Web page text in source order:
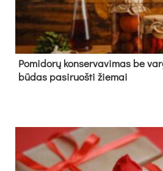
Pomidorų konservavimas be
būdas pasiruošti žiemai